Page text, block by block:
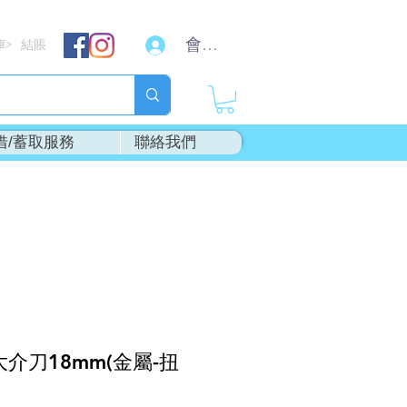
結賬 會員登入
/蓄取服務 聯絡我們
刀18mm(金屬-扭